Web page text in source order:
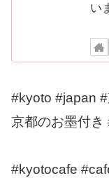
い
#kyoto #japan
京都のお墨付き
#kyotocafe